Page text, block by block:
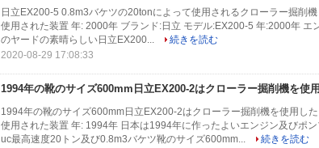
日立EX200-5 0.8m3バケツの20tonによって使用されるクローラー掘削
使用された装置 年: 2000年 ブランド:日立 モデル:EX200-5 年:2000年 エ
のヤードの素晴らしい日立EX200...
続きを読む
2020-08-29 17:08:33
1994年の靴のサイズ600mm日立EX200-2はクローラー掘削機を使
1994年の靴のサイズ600mm日立EX200-2はクローラー掘削機を使用し
使用された装置 年: 1994年 日本は1994年に作ったよいエンジン及びポ
uc最高速度20トン及び0.8m3バケツ靴のサイズ600mm...
続きを読む